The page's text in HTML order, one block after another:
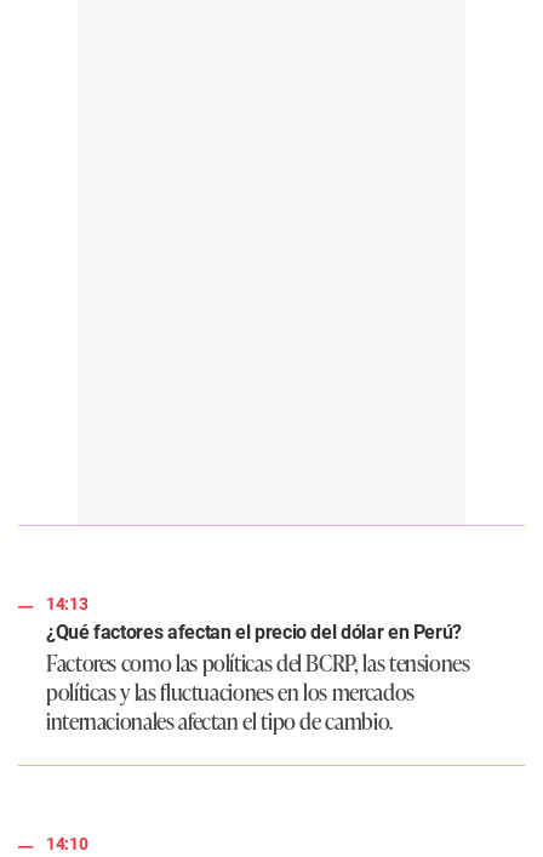
14:13
¿Qué factores afectan el precio del dólar en Perú?
Factores como las políticas del BCRP, las tensiones
políticas y las fluctuaciones en los mercados
internacionales afectan el tipo de cambio.
14:10